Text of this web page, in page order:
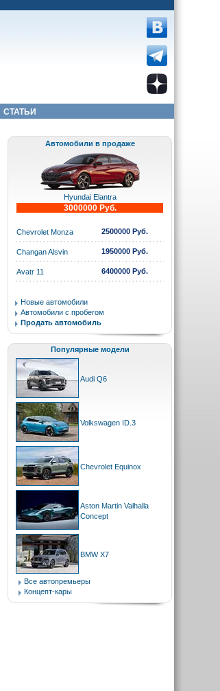
СТАТЬИ
Автомобили в продаже
Hyundai Elantra
3000000 Руб.
Chevrolet Monza 2500000 Руб.
Changan Alsvin 1950000 Руб.
Avatr 11 6400000 Руб.
Новые автомобили
Автомобили с пробегом
Продать автомобиль
Популярные модели
Audi Q6
Volkswagen ID.3
Chevrolet Equinox
Aston Martin Valhalla
Concept
BMW X7
Все автопремьеры
Концепт-кары